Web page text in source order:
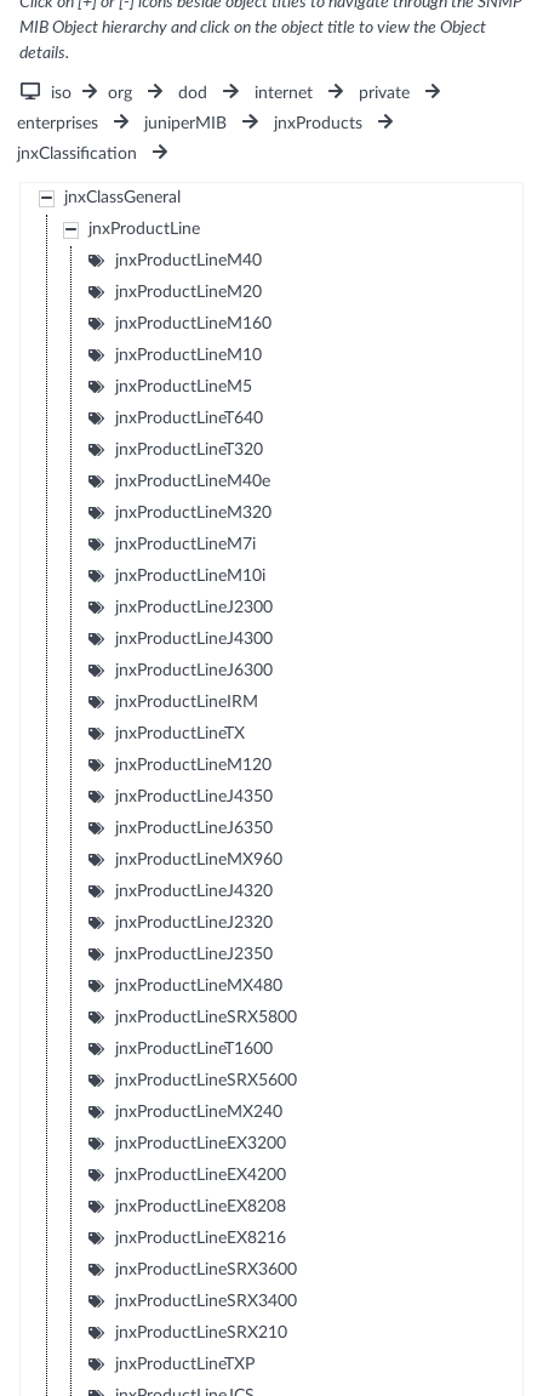
MIB Object hierarchy and click on the object title to view the Object
details.
iso org dod internet
private
enterprises
juniperMIB
jnxProducts
jnxClassification
jnxClassGeneral
jnxProductLine
jnxProductLineM40
jnxProductLineM20
jnxProductLineM160
jnxProductLineM10
jnxProductLineM5
jnxProductLineT640
jnxProductLineT320
jnxProductLineM40e
jnxProductLineM320
jnxProductLineM7i
jnxProductLineM10i
jnxProductLineJ2300
jnxProductLineJ4300
jnxProductLineJ6300
jnxProductLineIRM
jnxProductLineTX
jnxProductLineM120
jnxProductLineJ4350
jnxProductLineJ6350
jnxProductLineMX960
jnxProductLineJ4320
jnxProductLineJ2320
jnxProductLineJ2350
jnxProductLineMX480
jnxProductLineSRX5800
jnxProductLineT1600
jnxProductLineSRX5600
jnxProductLineMX240
jnxProductLineEX3200
jnxProductLineEX4200
jnxProductLineEX8208
jnxProductLineEX8216
jnxProductLineSRX3600
jnxProductLineSRX3400
jnxProductLineSRX210
jnxProductLineTXP